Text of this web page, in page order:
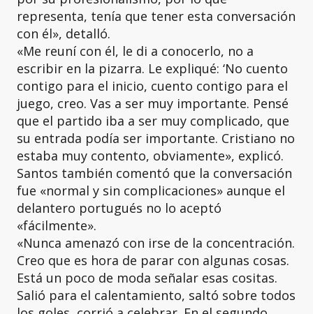
representa, tenía que tener esta conversación
con él», detalló.
«Me reuní con él, le di a conocerlo, no a
escribir en la pizarra. Le expliqué: ‘No cuento
contigo para el inicio, cuento contigo para el
juego, creo. Vas a ser muy importante. Pensé
que el partido iba a ser muy complicado, que
su entrada podía ser importante. Cristiano no
estaba muy contento, obviamente», explicó.
Santos también comentó que la conversación
fue «normal y sin complicaciones» aunque el
delantero portugués no lo aceptó
«fácilmente».
«Nunca amenazó con irse de la concentración.
Creo que es hora de parar con algunas cosas.
Está un poco de moda señalar esas cositas.
Salió para el calentamiento, saltó sobre todos